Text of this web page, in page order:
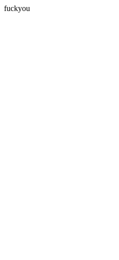
fuckyou